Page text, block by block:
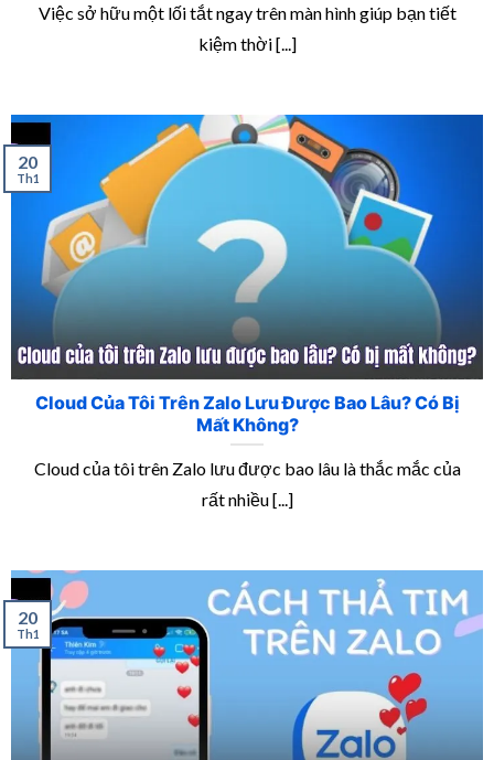
Việc sở hữu một lối tắt ngay trên màn hình giúp bạn tiết
kiệm thời [...]
Cloud Của Tôi Trên Zalo Lưu Được Bao Lâu? Có Bị
Mất Không?
Cloud của tôi trên Zalo lưu được bao lâu là thắc mắc của
rất nhiều [...]
20
Th1
20
Th1